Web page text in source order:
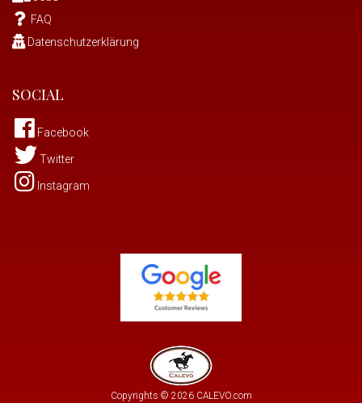
FAQ
Datenschutzerklärung
SOCIAL
Facebook
Twitter
Instagram
Copyrights © 2026 CALEVO.com